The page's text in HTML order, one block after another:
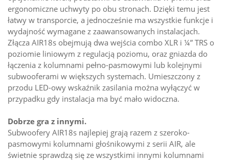
ergonomiczne uchwyty po obu stronach. Dzięki temu jest
łatwy w transporcie, a jednocześnie ma wszystkie funkcje i
wydajność wymagane z zaawansowanych instalacjach.
Złącza AIR18s obejmują dwa wejścia combo XLR i ¼” TRS o
poziomie liniowym z regulacją poziomu, oraz gniazda do
łączenia z kolumnami pełno-pasmowymi lub kolejnymi
subwooferami w większych systemach. Umieszczony z
przodu LED-owy wskaźnik zasilania można wyłączyć w
przypadku gdy instalacja ma być mało widoczna.
Dobrze gra z innymi.
Subwoofery AIR18s najlepiej grają razem z szeroko-
pasmowymi kolumnami głośnikowymi z serii AIR, ale
świetnie sprawdzą się ze wszystkimi innymi kolumnami